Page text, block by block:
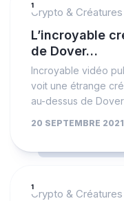
1
Crypto & Créatures
L’incroyable
de Dover…
Incroyable vidéo
voit une étrange
au-dessus de
20 SEPTEMBRE 2021
1
Crypto & Créatures